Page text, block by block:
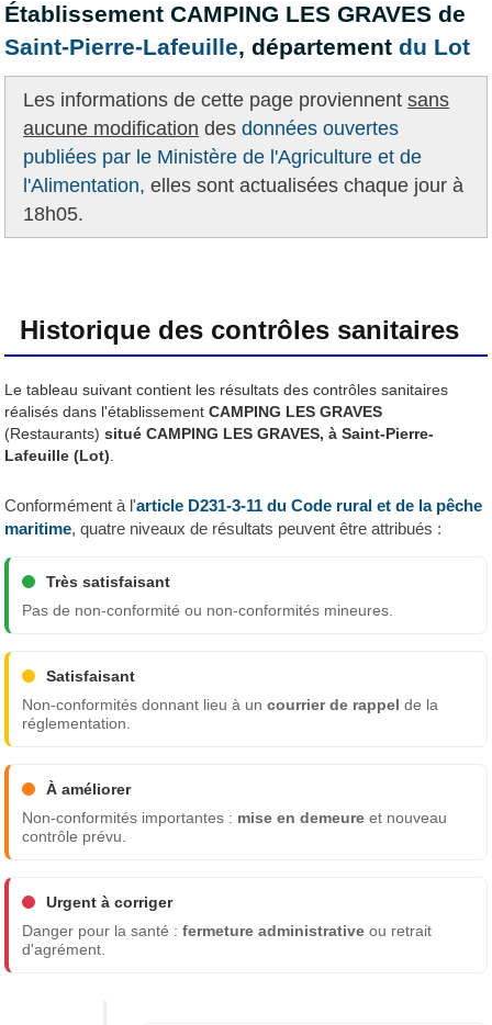
Établissement CAMPING LES GRAVES de
Saint-Pierre-Lafeuille, départementdu Lot
Les informations de cette page proviennentsans
aucune modification desdonnées ouvertes
publiées par le Ministère de l'Agriculture et de
l'Alimentation, elles sont actualisées chaque jour à
18h05.
Historique des contrôles sanitaires
Le tableau suivant contient les résultats des contrôles sanitaires
réalisés dans l'établissementCAMPING LES GRAVES
(Restaurants) situé CAMPING LES GRAVES, à Saint-Pierre-
Lafeuille (Lot)
Conformément à l'article D231-3-11 du Code rural et de la pêche
maritime, quatre niveaux de résultats peuvent être attribués :
Très satisfaisant
Pas de non-conformité ou non-conformités mineures.
Satisfaisant
Non-conformités donnant lieu à uncourrier de rappel de la
réglementation.
À améliorer
Non-conformités importantes : mise en demeure et nouveau
contrôle prévu.
Urgent à corriger
Danger pour la santé :fermeture administrative ou retrait
d'agrément.